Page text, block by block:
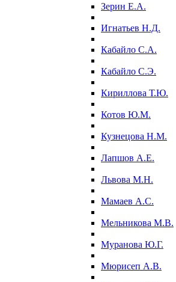
Зерин Е.А.
Игнатьев Н.Д.
Кабайло С.А.
Кабайло С.Э.
Кириллова Т.Ю.
Котов Ю.М.
Кузнецова Н.М.
Лапшов А.Е.
Львова М.Н.
Мамаев А.С.
Мельникова М.В.
Муранова Ю.Г.
Мюрисеп А.В.